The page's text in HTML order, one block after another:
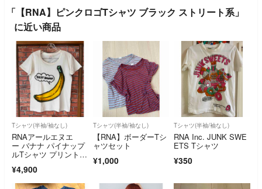
「【RNA】ピンクロゴTシャツ ブラック ストリート系」
に近い商品
Tシャツ(半袖/袖なし)
RNAアールエヌエ
ー バナナ パイナップ
ルTシャツ プリントT
¥4,900
Tシャツ(半袖/袖なし)
【RNA】ボーダーTシ
ャツセット
¥1,000
Tシャツ(半袖/袖なし)
RNA Inc. JUNK SWE
ETS Tシャツ
¥350